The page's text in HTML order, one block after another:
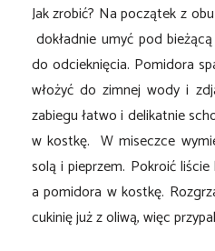
Jak zrobić? Na początek z
dokładnie umyć pod
do odcieknięcia. Pomidora
włożyć do zimnej wody i
zabiegu łatwo i delikatnie
w kostkę. W miseczce
solą i pieprzem. Pokroić
a pomidora w kostkę.
cukinię już z oliwą, więc